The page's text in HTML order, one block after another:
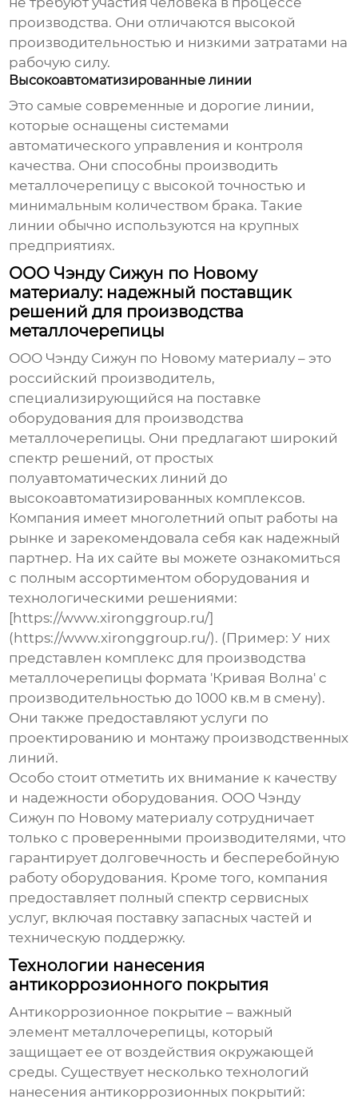
производства. Они отличаются высокой
производительностью и низкими затратами на
рабочую силу.
Высокоавтоматизированные линии
Это самые современные и дорогие линии,
которые оснащены системами
автоматического управления и контроля
качества. Они способны производить
металлочерепицу с высокой точностью и
минимальным количеством брака. Такие
линии обычно используются на крупных
предприятиях.
ООО Чэнду Сижун по Новому
материалу: надежный поставщик
решений для производства
металлочерепицы
ООО Чэнду Сижун по Новому материалу – это
российский производитель,
специализирующийся на поставке
оборудования для производства
металлочерепицы. Они предлагают широкий
спектр решений, от простых
полуавтоматических линий до
высокоавтоматизированных комплексов.
Компания имеет многолетний опыт работы на
рынке и зарекомендовала себя как надежный
партнер. На их сайте вы можете ознакомиться
с полным ассортиментом оборудования и
технологическими решениями:
[https://www.xironggroup.ru/]
(https://www.xironggroup.ru/). (Пример: У них
представлен комплекс для производства
металлочерепицы формата 'Кривая Волна' с
производительностью до 1000 кв.м в смену).
Они также предоставляют услуги по
проектированию и монтажу производственных
линий.
Особо стоит отметить их внимание к качеству
и надежности оборудования. ООО Чэнду
Сижун по Новому материалу сотрудничает
только с проверенными производителями, что
гарантирует долговечность и бесперебойную
работу оборудования. Кроме того, компания
предоставляет полный спектр сервисных
услуг, включая поставку запасных частей и
техническую поддержку.
Технологии нанесения
антикоррозионного покрытия
Антикоррозионное покрытие – важный
элемент металлочерепицы, который
защищает ее от воздействия окружающей
среды. Существует несколько технологий
нанесения антикоррозионных покрытий: